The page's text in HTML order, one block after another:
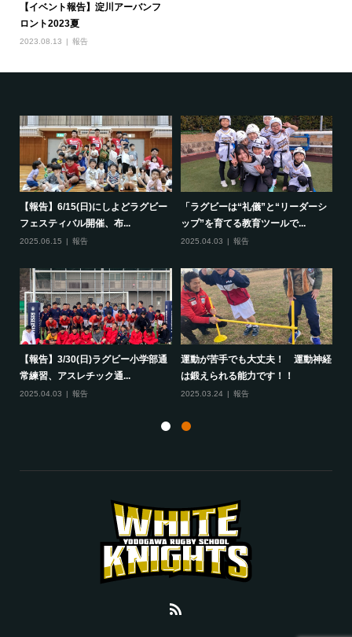
【イベント報告】淀川アーバンフ
ロント2023夏
2023.08.13 報告
【報告】6/15(日)にしよどラグビー
フェスティバル開催、布...
2025.06.15 報告
「ラグビーは“礼儀”と“リーダーシ
ップ”を育てる教育ツールで...
2025.04.03 報告
【報告】3/30(日)ラグビー小学部通
常練習、アスレチック通...
2025.04.03 報告
運動が苦手でも大丈夫！ 運動神経
は鍛えられる能力です！！
2025.03.24 報告